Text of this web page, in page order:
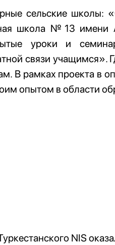
сельские
школа №13
уроки и
связи
В рамках проекта в
опытом в области
NIS